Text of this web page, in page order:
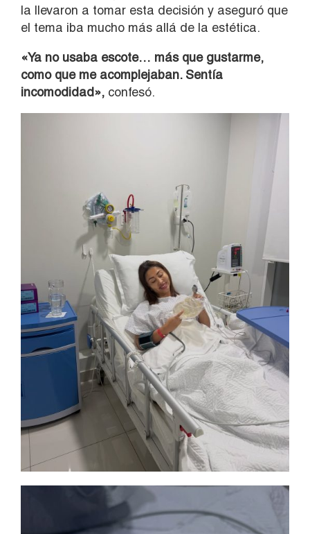
la llevaron a tomar esta decisión y aseguró que
el tema iba mucho más allá de la estética.
«Ya no usaba escote… más que gustarme,
como que me acomplejaban. Sentía
incomodidad», confesó.